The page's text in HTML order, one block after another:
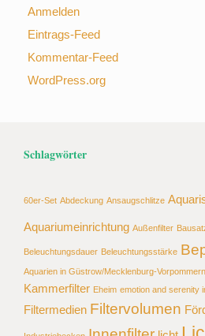
Anmelden
Eintrags-Feed
Kommentar-Feed
WordPress.org
Schlagwörter
60er-Set Abdeckung Ansaugschlitze
Aquariumeinrichtung Außenfilter
Beleuchtungsdauer Beleuchtungsstärke
Aquarien in Güstrow/Mecklenburg-Vorpommern
Kammerfilter Eheim emotion and serenity
Filtermedien Filtervolumen